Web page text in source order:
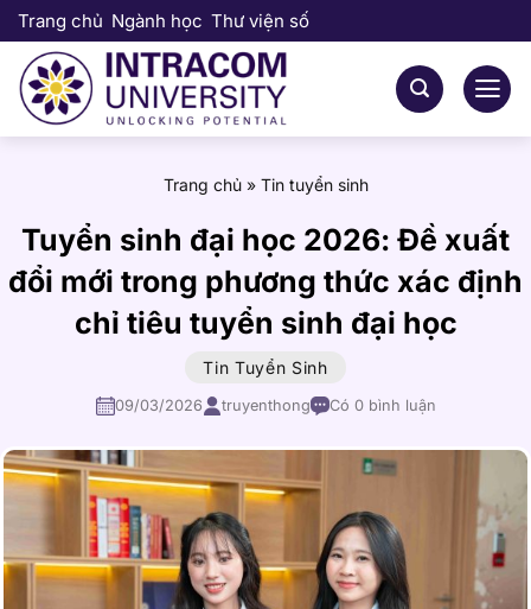
Bỏ
qua
nội
dung
Trang chủ Ngành học Thư viện số
Trang chủ» Tin tuyển sinh
Tuyển sinh đại học 2026: Đề xuất
đổi mới trong phương thức xác định
chỉ tiêu tuyển sinh đại học
Tin Tuyển Sinh
09/03/2026 truyenthong Có 0 bình luận